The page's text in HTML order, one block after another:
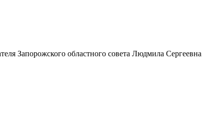
Запорожского областного совета Людмила Сергеевна